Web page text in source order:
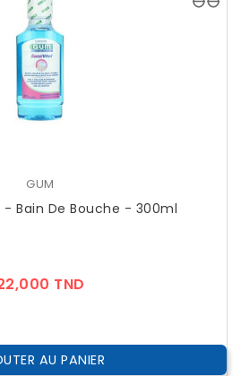
GUM
- Bain De Bouche - 300ml
TND
AU PANIER